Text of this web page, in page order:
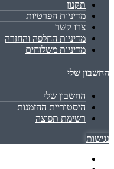
תקנון
מדיניות הפרטיות
צרו קשר
מדיניות החלפה והחזרה
מדיניות משלוחים
החשבון שלי
החשבון שלי
היסטוריית ההזמנות
רשימת תפוצה
נגישות